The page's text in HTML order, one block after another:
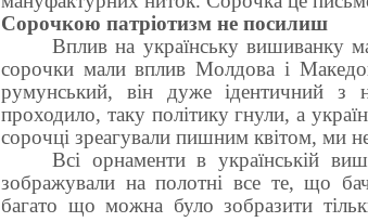
Сорочкою патріотизм не посилиш
Вплив на українську вишиванку
сорочки мали вплив Молдова і
румунський, він дуже ідентичний з
проходило, таку політику гнули, а
сорочці зреагували пишним квітом, ми
Всі орнаменти в українській
зображували на полотні все те, що
багато що можна було зобразити